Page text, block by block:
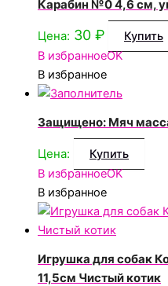
Карабин №0 4,6 см,
Цена: 30 ₽
Купить
В избранноеOK
В избранное
Защищено: Мяч
Цена:
Купить
В избранноеOK
В избранное
Игрушка для собак
11,5см Чистый котик